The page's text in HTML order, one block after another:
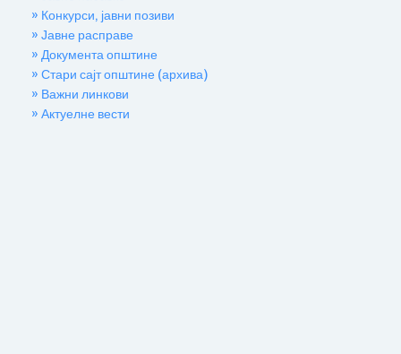
» Конкурси, јавни позиви
» Јавне расправе
» Документа општине
» Стари сајт општине (архива)
» Важни линкови
» Актуелне вести